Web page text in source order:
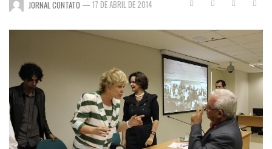
JORNAL CONTATO — 17 DE ABRIL DE 2014